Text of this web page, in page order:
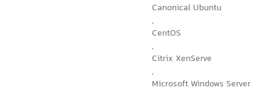
Canonical Ubuntu
,
CentOS
,
Citrix XenServe
,
Microsoft Windows Server